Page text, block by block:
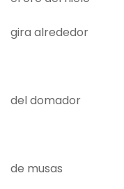
gira alrededor
del domador
de musas